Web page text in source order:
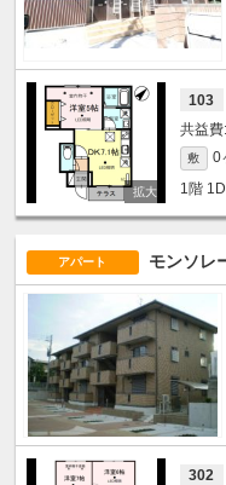
103
敷 0
1階
アパート モンソレ
302